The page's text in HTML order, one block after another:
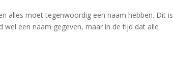
alles moet tegenwoordig een naam hebben. Dit is
een naam gegeven, maar in de tijd dat alle